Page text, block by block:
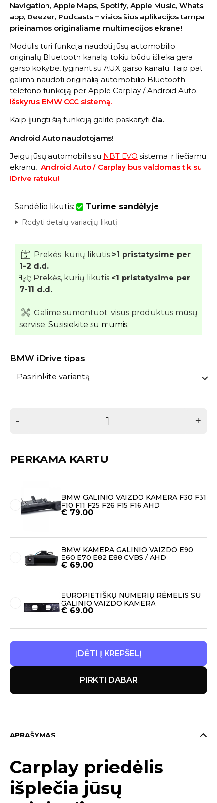
Navigation, Apple Maps, Spotify, Apple Music, Whats
app, Deezer, Podcasts – visios šios aplikacijos tampa
prieinamos originaliame multimedijos ekrane!
Modulis turi funkcija naudoti jūsų automobilio
originalų Bluetooth kanalą, tokiu būdu išlieka gera
garso kokybė, lyginant su AUX garso kanalu. Taip pat
galima naudoti originalią automobilio Bluetooth
telefono funkciją per Apple Carplay / Android Auto.
Išskyrus BMW CCC sistemą.
Kaip įjungti šią funkciją galite paskaityti čia.
Android Auto naudotojams!
Jeigu jūsų automobilis su NBT EVO sistema ir liečiamu
ekranu, Android Auto / Carplay bus valdomas tik su
iDrive ratuku!
Sandėlio likutis: Turime sandėlyje
Rodyti detalų variacijų likutį
Prekės, kurių likutis >1 pristatysime per
1-2 d.d.
Prekės, kurių likutis <1 pristatysime per
7-11 d.d.
Galime sumontuoti visus produktus mūsų
servise. Susisiekite su mumis.
BMW iDrive tipas
Pasirinkite variantą
- +
PERKAMA KARTU
BMW GALINIO VAIZDO KAMERA F30 F31
F10 F11 F25 F26 F15 F16 AHD
€ 79.00
BMW KAMERA GALINIO VAIZDO E90
E60 E70 E82 E88 CVBS / AHD
€ 69.00
EUROPIETIŠKŲ NUMERIŲ RĖMELIS SU
GALINIO VAIZDO KAMERA
€ 69.00
ĮDĖTI Į KREPŠELĮ
PIRKTI DABAR
APRAŠYMAS
Carplay priedėlis
išplečia jūsų